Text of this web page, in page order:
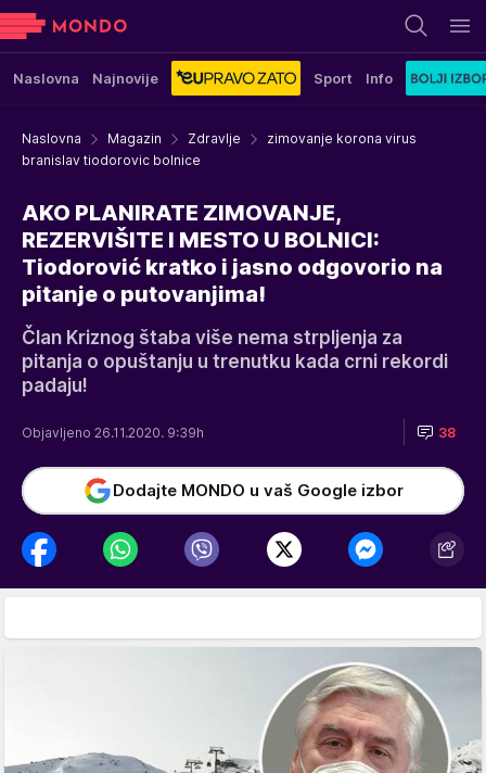
Naslovna Najnovije Sport Info
Naslovna Magazin Zdravlje
zimovanje korona virus
branislav tiodorovic bolnice
AKO PLANIRATE ZIMOVANJE,
REZERVIŠITE I MESTO U BOLNICI:
Tiodorović kratko i jasno odgovorio na
pitanje o putovanjima!
Član Kriznog štaba više nema strpljenja za
pitanja o opuštanju u trenutku kada crni rekordi
padaju!
Objavljeno 26.11.2020. 9:39h 38
Dodajte MONDO u vaš Google izbor